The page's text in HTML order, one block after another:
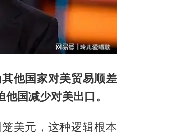
他国家对美贸易顺差
国减少对美出口。
美元，这种逻辑根本